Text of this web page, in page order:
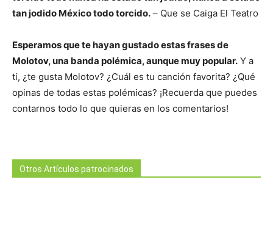
tan jodido México todo torcido. – Que se Caiga El Teatro
Esperamos que te hayan gustado estas frases de
Molotov, una banda polémica, aunque muy popular. Y a
ti, ¿te gusta Molotov? ¿Cuál es tu canción favorita? ¿Qué
opinas de todas estas polémicas? ¡Recuerda que puedes
contarnos todo lo que quieras en los comentarios!
Otros Artículos patrocinados